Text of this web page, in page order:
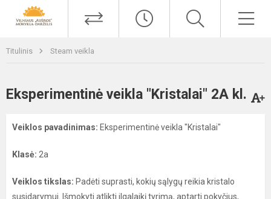
Titulinis Steam veikla
Eksperimentinė veikla "Kristalai" 2A kl.
Veiklos pavadinimas: Eksperimentinė veikla "Kristalai"
Klasė: 2a
Veiklos tikslas: Padėti suprasti, kokių sąlygų reikia kristalo
susidarymui. Išmokyti atlikti ilgalaikį tyrimą, aptarti pokyčius,